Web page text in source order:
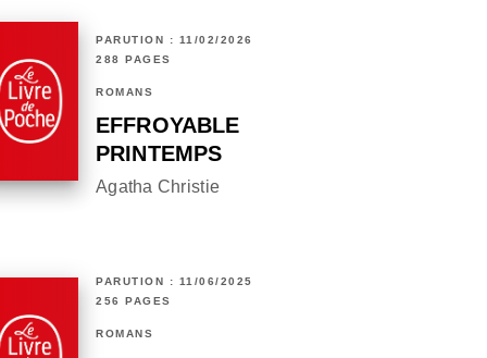
PARUTION : 11/02/2026
288 PAGES
ROMANS
EFFROYABLE
PRINTEMPS
Agatha Christie
PARUTION : 11/06/2025
256 PAGES
ROMANS